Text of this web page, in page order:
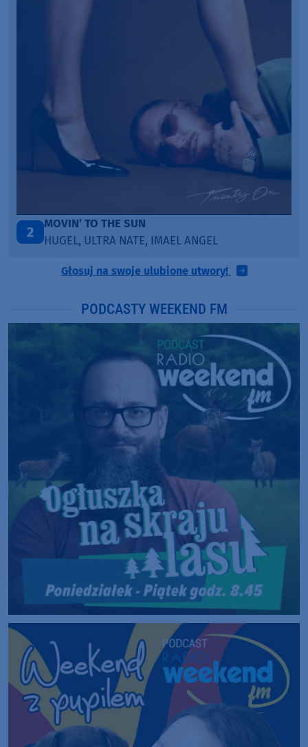
3
LEGENDARY LOVERS (SAVE ME)
KATY PERRY & CHIEF KEEF
Głosuj na swoje ulubione utwory!
PODCASTY WEEKEND FM